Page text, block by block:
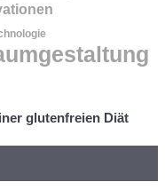
glutenfreien Diät